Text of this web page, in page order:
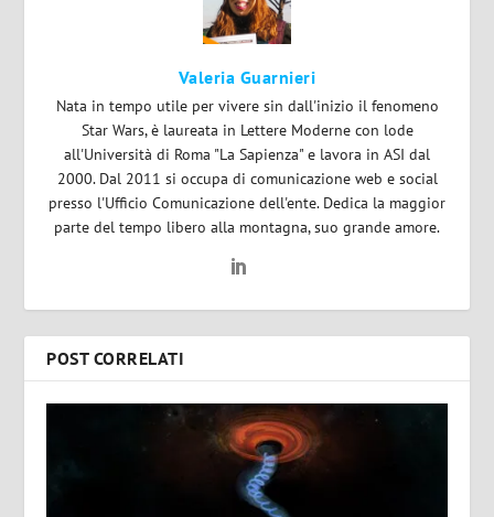
Valeria Guarnieri
Nata in tempo utile per vivere sin dall'inizio il fenomeno
Star Wars, è laureata in Lettere Moderne con lode
all'Università di Roma "La Sapienza" e lavora in ASI dal
2000. Dal 2011 si occupa di comunicazione web e social
presso l'Ufficio Comunicazione dell'ente. Dedica la maggior
parte del tempo libero alla montagna, suo grande amore.
POST CORRELATI